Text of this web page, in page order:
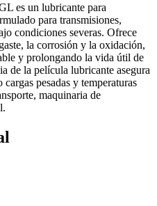
es un lubricante para
para transmisiones,
condiciones severas. Ofrece
la corrosión y la oxidación,
y prolongando la vida útil de
de la película lubricante asegura
pesadas y temperaturas
maquinaria de